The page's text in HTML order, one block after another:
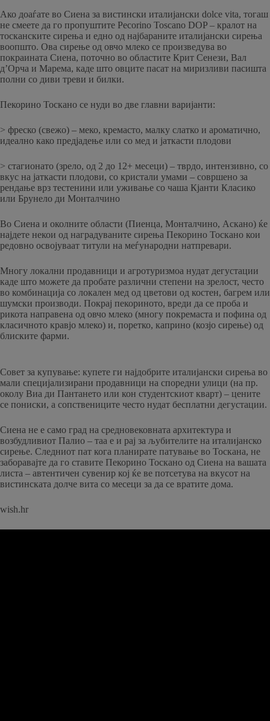
Ако доаѓате во Сиена за вистински италијански dolce vita, тогаш
не смеете да го пропуштите Pecorino Toscano DOP – кралот на
тосканските сирења и едно од најбараните италијански сирења
воопшто. Ова сирење од овчо млеко се произведува во
покраината Сиена, поточно во областите Крит Сенези, Вал
д’Орча и Марема, каде што овците пасат на миризливи пасишта
полни со диви треви и билки.
Пекорино Тоскано се нуди во две главни варијанти:
> фреско (свежо) – меко, кремасто, малку слатко и ароматично,
идеално како предјадење или со мед и јаткасти плодови
> стагионато (зрело, од 2 до 12+ месеци) – тврдо, интензивно, со
вкус на јаткасти плодови, со кристали умами – совршено за
рендање врз тестенини или уживање со чаша Кјанти Класико
или Брунело ди Монталчино
Во Сиена и околните области (Пиенца, Монталчино, Аскано) ќе
најдете некои од наградуваните сирења Пекорино Тоскано кои
редовно освојуваат титули на меѓународни натпревари.
Многу локални продавници и агротуризмоа нудат дегустации
каде што можете да пробате различни степени на зрелост, често
во комбинација со локален мед од цветови од костен, багрем или
шумски производи. Покрај пекориното, вреди да се проба и
рикота направена од овчо млеко (многу покремаста и пофина од
класичното кравјо млеко) и, поретко, каприно (козјо сирење) од
блиските фарми.
Совет за купување: купете ги најдобрите италијански сирења во
мали специјализирани продавници на споредни улици (на пр.
околу Виа ди Пантането или кон студентскиот кварт) – цените
се пониски, а сопствениците често нудат бесплатни дегустации.
Сиена не е само град на средновековната архитектура и
возбудливиот Палио – таа е и рај за љубителите на италијанско
сирење. Следниот пат кога планирате патување во Тоскана, не
заборавајте да го ставите Пекорино Тоскано од Сиена на вашата
листа – автентичен сувенир кој ќе ве потсетува на вкусот на
вистинската долче вита со месеци за да се вратите дома.
wish.hr